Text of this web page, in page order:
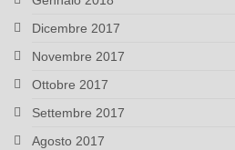
Dicembre 2017
Novembre 2017
Ottobre 2017
Settembre 2017
Agosto 2017